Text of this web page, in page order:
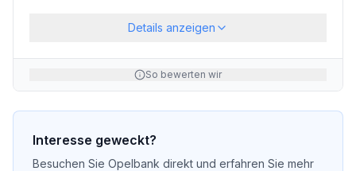
Details anzeigen
So bewerten wir
Interesse geweckt?
Besuchen Sie Opelbank direkt und erfahren Sie mehr